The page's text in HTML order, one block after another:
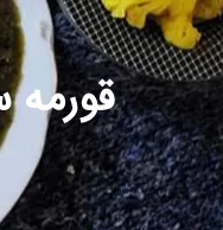
قورمه